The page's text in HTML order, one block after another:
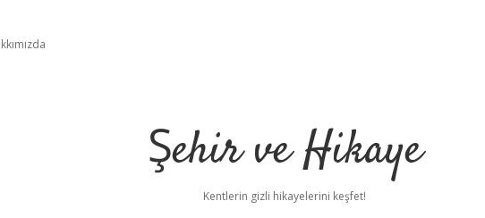
Şehir ve Hikaye
Kentlerin gizli hikayelerini keşfet!